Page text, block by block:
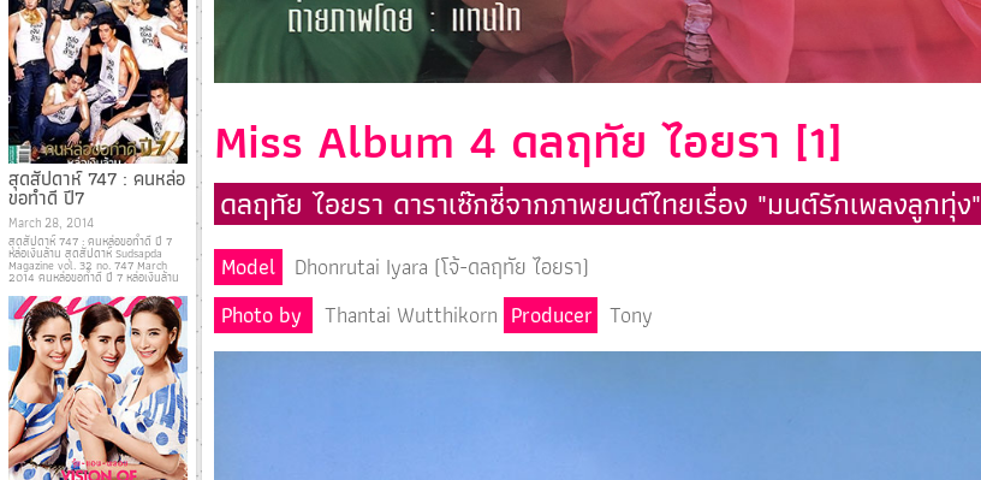
สุดสัปดาห์ 747 : คนหล่อ
ขอทำดี ปี7
March 28, 2014
สุดสัปดาห์ 747 : คนหล่อขอทำดี ปี 7
หล่อเงินล้าน สุดสัปดาห์ Sudsapda
Magazine vol. 32 no. 747 March
2014 คนหล่อขอทำดี ปี 7 หล่อเงินล้าน
Miss Album 4 ดลฤทัย ไอยรา [1]
ดลฤทัย ไอยรา ดาราเซ๊กซี่จากภาพยนต์ไทยเรื่อง "มนต์รักเพลงลูกทุ่ง"
Model Dhonrutai Iyara (โจ้-ดลฤทัย ไอยรา)
Photo by
Thantai Wutthikorn Producer Tony